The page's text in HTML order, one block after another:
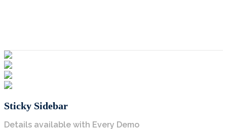
Sticky Sidebar
Details available with Every Demo